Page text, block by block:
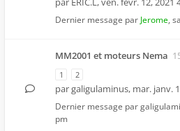
Dernier message par Jerome,
MM2001 et moteurs Nema
1 2
pargaligulaminus, mar. janv.
Dernier message par
pm